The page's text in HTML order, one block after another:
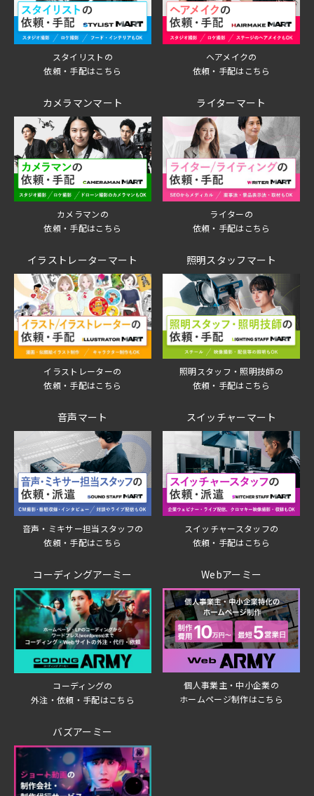
スタイリストの
依頼・手配はこちら
ヘアメイクの
依頼・手配はこちら
カメラマンマート
カメラマンの
依頼・手配はこちら
ライターマート
ライターの
依頼・手配はこちら
イラストレーターマート
イラストレーターの
依頼・手配はこちら
照明スタッフマート
照明スタッフ・照明技師の
依頼・手配はこちら
音声マート
音声・ミキサー担当スタッフの
依頼・手配はこちら
スイッチャーマート
スイッチャースタッフの
依頼・手配はこちら
コーディングアーミー
コーディングの
外注・依頼・手配はこちら
Webアーミー
個人事業主・中小企業の
ホームページ制作はこちら
バズアーミー